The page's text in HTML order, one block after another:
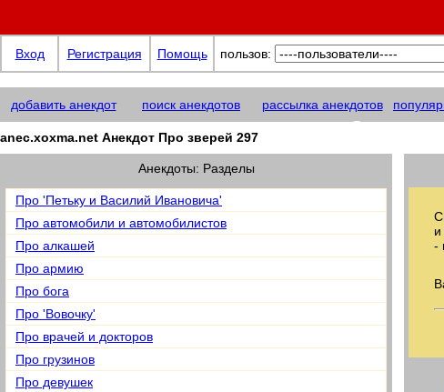
anec.xoxma@net
Вход Регистрация Помощь пользов:
добавить анекдот поиск анекдотов рассылка анекдотов
anec.xoxma.net Анекдот Про зверей 297
Анекдоты: Разделы
Про 'Петьку и Василий Ивановича'
Про автомобили и автомобилистов
Про алкашей
Про армию
Про бога
Про 'Вовочку'
Про врачей и докторов
Про грузинов
Про девушек
и
-